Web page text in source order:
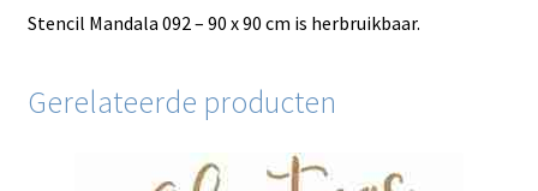
Stencil Mandala 092 – 90 x 90 cm is herbruikbaar.
Gerelateerde producten